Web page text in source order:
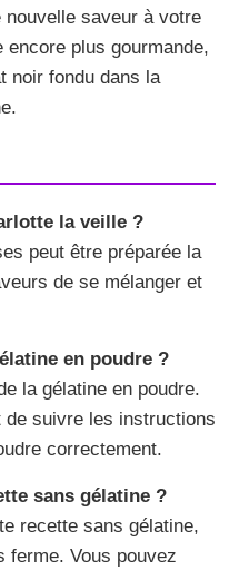
nouvelle saveur à votre
plus gourmande,
noir fondu dans la
la veille ?
peut être préparée la
de se mélanger et
en poudre ?
la gélatine en poudre.
suivre les instructions
correctement.
sans gélatine ?
recette sans gélatine,
ferme. Vous pouvez